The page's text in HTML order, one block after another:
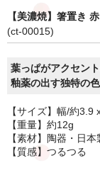
【美濃焼】箸置き
(ct-00015)
葉っぱがアクセン
釉薬の出す独特の
【サイズ】幅/約
【重量】約12g
【素材】陶器・日
【質感】つるつる